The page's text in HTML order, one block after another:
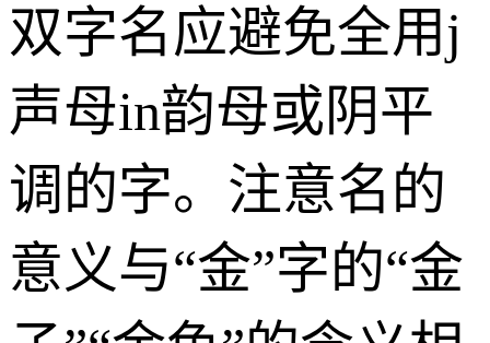
双字名应避免全用j
声母in韵母或阴平
调的字。注意名的
意义与“金”字的“金